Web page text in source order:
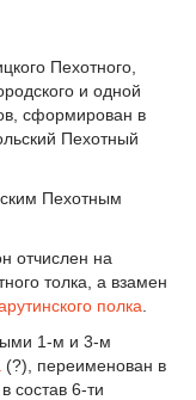
Пехотного,
и одной
сформирован в
Пехотный
Пехотным
отчислен на
толка, а взамен
полка
1-м и 3-м
(?), переименован в
состав 6-ти